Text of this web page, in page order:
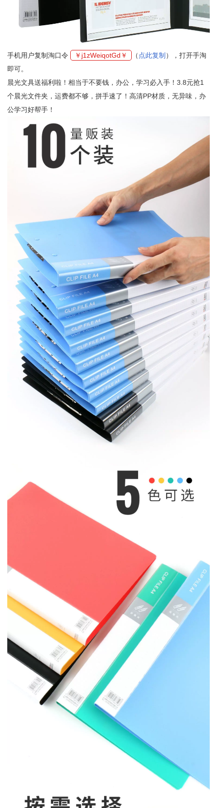
手机用户复制淘口令 ￥j1zWeiqotGd￥ （ 点此复制 ），打开手淘
即可。
晨光文具送福利啦！相当于不要钱，办公，学习必入手！3.8元抢1
个晨光文件夹，运费都不够，拼手速了！高清PP材质，无异味，办
公学习好帮手！